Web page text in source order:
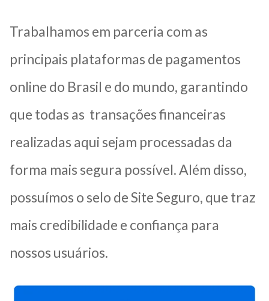
Trabalhamos em parceria com as
principais plataformas de pagamentos
online do Brasil e do mundo, garantindo
que todas as transações financeiras
realizadas aqui sejam processadas da
forma mais segura possível. Além disso,
possuímos o selo de Site Seguro, que traz
mais credibilidade e confiança para
nossos usuários.